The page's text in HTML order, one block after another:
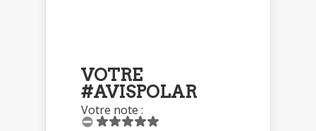
VOTRE
#AVISPOLAR
Votre note :